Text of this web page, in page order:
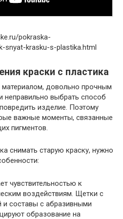
pokraska-
snyat-krasku-s-plastika.html
краски с пластика
материалом, довольно прочным
неправильно выбрать способ
изделие. Поэтому
важные моменты, связанные
пигментов.
снимать старую краску, нужно
чувствительностью к
воздействиям. Щетки с
составы с абразивными
образование на